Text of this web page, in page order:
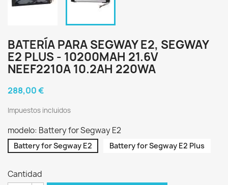
BATERÍA PARA SEGWAY E2, SEGWAY
E2 PLUS - 10200MAH 21.6V
NEEF2210A 10.2AH 220WA
288,00 €
Impuestos incluidos
modelo: Battery for Segway E2
Battery for Segway E2 Battery for Segway E2 Plus
Cantidad